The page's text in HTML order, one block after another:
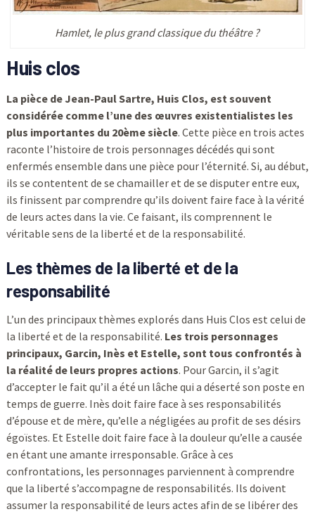
Hamlet, le plus grand classique du théâtre ?
Huis clos
La pièce de Jean-Paul Sartre, Huis Clos, est souvent
considérée comme l’une des œuvres existentialistes les
plus importantes du 20ème siècle. Cette pièce en trois actes
raconte l’histoire de trois personnages décédés qui sont
enfermés ensemble dans une pièce pour l’éternité. Si, au début,
ils se contentent de se chamailler et de se disputer entre eux,
ils finissent par comprendre qu’ils doivent faire face à la vérité
de leurs actes dans la vie. Ce faisant, ils comprennent le
véritable sens de la liberté et de la responsabilité.
Les thèmes de la liberté et de la
responsabilité
L’un des principaux thèmes explorés dans Huis Clos est celui de
la liberté et de la responsabilité. Les trois personnages
principaux, Garcin, Inès et Estelle, sont tous confrontés à
la réalité de leurs propres actions. Pour Garcin, il s’agit
d’accepter le fait qu’il a été un lâche qui a déserté son poste en
temps de guerre. Inès doit faire face à ses responsabilités
d’épouse et de mère, qu’elle a négligées au profit de ses désirs
égoïstes. Et Estelle doit faire face à la douleur qu’elle a causée
en étant une amante irresponsable. Grâce à ces
confrontations, les personnages parviennent à comprendre
que la liberté s’accompagne de responsabilités. Ils doivent
assumer la responsabilité de leurs actes afin de se libérer des